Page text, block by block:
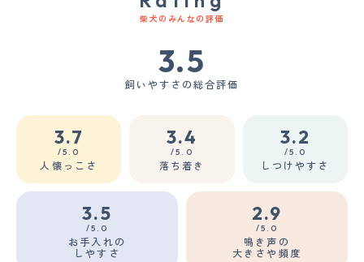
柴犬のみんなの評価
3.5
飼いやすさの総合評価
3.7
/5.0
人懐っこさ
3.4
/5.0
落ち着き
3.2
/5.0
しつけやすさ
3.5
/5.0
お手入れの
しやすさ
2.9
/5.0
鳴き声の
大きさや頻度